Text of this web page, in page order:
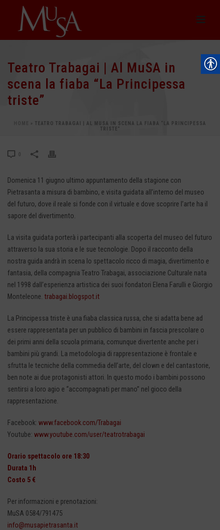
Teatro Trabagai | Al MuSA in
scena la fiaba “La Principessa
triste”
» TEATRO TRABAGAI | AL MUSA IN SCENA LA FIABA “LA PRINCIPESSA
TRISTE”
0
Domenica 11 giugno ultimo appuntamento della stagione con
Pietrasanta a misura di bambino, e visita guidata all’interno del museo
del futuro, dove il reale si fonde con il virtuale e dove scoprire l’arte ha il
sapore del divertimento.
La visita guidata porterà i partecipanti alla scoperta del museo del futuro
attraverso la sua storia e le sue tecnologie. Dopo il racconto della
nostra guida andrà in scena lo spettacolo ricco di magia, divertimento e
fantasia, della compagnia Teatro Trabagai, associazione Culturale nata
nel 1998 dall’esperienza artistica dei suoi fondatori Elena Farulli e Giorgio
Monteleone. trabagai.blogspot.it
La Principessa triste è una fiaba classica russa, che si adatta bene ad
essere rappresentata per un pubblico di bambini in fascia prescolare o
dei primi anni della scuola primaria, comunque divertente anche per i
bambini più grandi. La metodologia di rappresentazione è frontale e
sfrutta le tecniche della commedia dell’arte, del clown e del cantastorie,
ben note ai due protagonisti attori. In questo modo i bambini possono
sentirsi a loro agio e “accompagnati per mano” nel gioco della
rappresentazione.
Facebook: www.facebook.com/Trabagai
Youtube: www.youtube.com/user/teatrotrabagai
Orario spettacolo ore 18:30
Durata 1h
Costo 5 €
Per informazioni e prenotazioni:
MuSA 0584/791475
info@musapietrasanta.it